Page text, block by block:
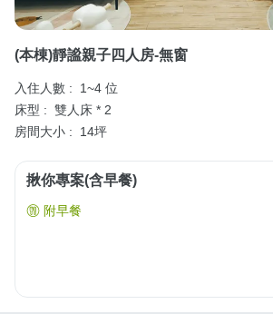
(本棟)靜謐親子四人房-無窗
入住人數 :
1~4 位
床型 : 雙人床 * 2
房間大小 :
14坪
揪你專案(含早餐)
附早餐